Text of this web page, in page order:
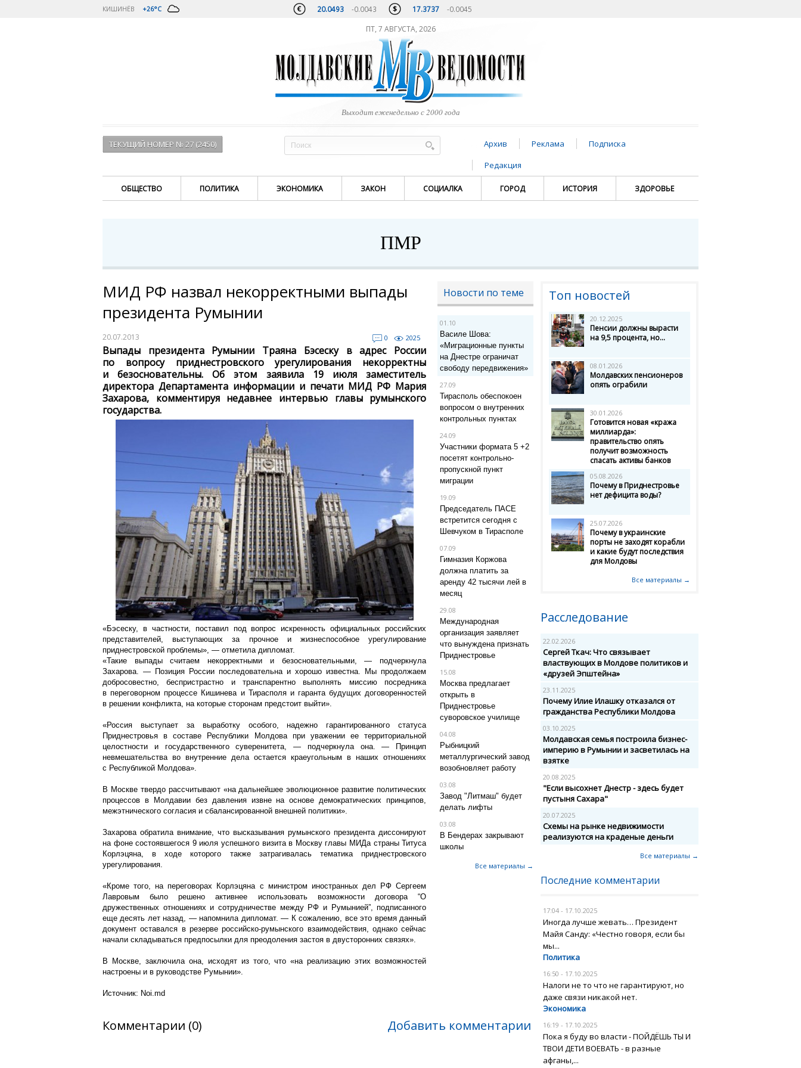
КИШИНЁВ +26°C 20.0493 -0.0043 17.3737 -0.0045
ПТ, 7 АВГУСТА, 2026
Выходит еженедельно с 2000 года
ТЕКУЩИЙ НОМЕР № 27 (2450) Архив Реклама
Подписка
Редакция
ОБЩЕСТВО ПОЛИТИКА ЭКОНОМИКА ЗАКОН СОЦИАЛКА ГОРОД ИСТОРИЯ ЗДОРОВЬЕ
ПМР
МИД РФ назвал некорректными выпады
президента Румынии
20.07.2013 0 2025
Выпады президента Румынии Траяна Бэсеску в адрес России
по вопросу приднестровского урегулирования некорректны
и безосновательны. Об этом заявила 19 июля заместитель
директора Департамента информации и печати МИД РФ Мария
Захарова, комментируя недавнее интервью главы румынского
государства.
«Бэсеску, в частности, поставил под вопрос искренность официальных российских
представителей, выступающих за прочное и жизнеспособное урегулирование
приднестровской проблемы», — отметила дипломат.
«Такие выпады считаем некорректными и безосновательными, — подчеркнула
Захарова. — Позиция России последовательна и хорошо известна. Мы продолжаем
добросовестно, беспристрастно и транспарентно выполнять миссию посредника
в переговорном процессе Кишинева и Тирасполя и гаранта будущих договоренностей
в решении конфликта, на которые сторонам предстоит выйти».
«Россия выступает за выработку особого, надежно гарантированного статуса
Приднестровья в составе Республики Молдова при уважении ее территориальной
целостности и государственного суверенитета, — подчеркнула она. — Принцип
невмешательства во внутренние дела остается краеугольным в наших отношениях
с Республикой Молдова».
В Москве твердо рассчитывают «на дальнейшее эволюционное развитие политических
процессов в Молдавии без давления извне на основе демократических принципов,
межэтнического согласия и сбалансированной внешней политики».
Захарова обратила внимание, что высказывания румынского президента диссонируют
на фоне состоявшегося 9 июля успешного визита в Москву главы МИДа страны Титуса
Корлэцяна, в ходе которого также затрагивалась тематика приднестровского
урегулирования.
«Кроме того, на переговорах Корлэцяна с министром иностранных дел РФ Сергеем
Лавровым было решено активнее использовать возможности договора “О
дружественных отношениях и сотрудничестве между РФ и Румынией”, подписанного
еще десять лет назад, — напомнила дипломат. — К сожалению, все это время данный
документ оставался в резерве российско-румынского взаимодействия, однако сейчас
начали складываться предпосылки для преодоления застоя в двусторонних связях».
В Москве, заключила она, исходят из того, что «на реализацию этих возможностей
настроены и в руководстве Румынии».
Источник: Noi.md
Новости по теме
01.10
Василе Шова:
«Миграционные пункты
на Днестре ограничат
свободу передвижения»
27.09
Тирасполь обеспокоен
вопросом о внутренних
контрольных пунктах
24.09
Участники формата 5 +2
посетят контрольно-
пропускной пункт
миграции
19.09
Председатель ПАСЕ
встретится сегодня с
Шевчуком в Тирасполе
07.09
Гимназия Коржова
должна платить за
аренду 42 тысячи лей в
месяц
29.08
Международная
организация заявляет
что вынуждена признать
Приднестровье
15.08
Москва предлагает
открыть в
Приднестровье
суворовское училище
04.08
Рыбницкий
металлургический завод
возобновляет работу
03.08
Завод "Литмаш" будет
делать лифты
03.08
В Бендерах закрывают
школы
Все материалы →
Комментарии (0) Добавить комментарии
Топ новостей
20.12.2025
Пенсии должны вырасти
на 9,5 процента, но...
08.01.2026
Молдавских пенсионеров
опять ограбили
30.01.2026
Готовится новая «кража
миллиарда»:
правительство опять
получит возможность
спасать активы банков
05.08.2026
Почему в Приднестровье
нет дефицита воды?
25.07.2026
Почему в украинские
порты не заходят корабли
и какие будут последствия
для Молдовы
Все материалы →
Расследование
22.02.2026
Сергей Ткач: Что связывает
властвующих в Молдове политиков и
«друзей Эпштейна»
23.11.2025
Почему Илие Илашку отказался от
гражданства Республики Молдова
03.10.2025
Молдавская семья построила бизнес-
империю в Румынии и засветилась на
взятке
20.08.2025
"Если высохнет Днестр - здесь будет
пустыня Сахара"
20.07.2025
Схемы на рынке недвижимости
реализуются на краденые деньги
Все материалы →
Последние комментарии
17:04 - 17.10.2025
Иногда лучше жевать… Президент
Майя Санду: «Честно говоря, если бы
мы...
Политика
16:50 - 17.10.2025
Налоги не то что не гарантируют, но
даже связи никакой нет.
Экономика
16:19 - 17.10.2025
Пока я буду во власти - ПОЙДЁШЬ ТЫ И
ТВОИ ДЕТИ ВОЕВАТЬ - в разные
афганы,...